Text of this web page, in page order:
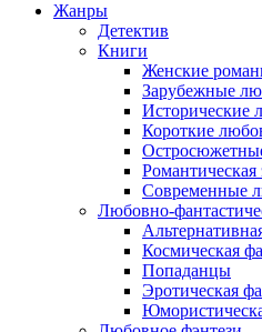
Жанры
Детектив
Книги
Женские
Зарубежные
Исторические
Короткие
Романтическая
Современные
Любовно-
Космическая
Попаданцы
Эротическая